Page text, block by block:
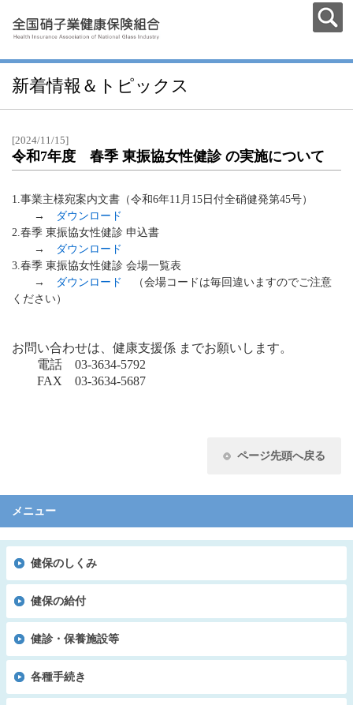
新着情報＆トピックス
[2024/11/15]
令和7年度 春季 東振協女性健診 の実施について
1.事業主様宛案内文書（令和6年11月15日付全硝健発第45号）
→
ダウンロード
2.春季 東振協女性健診 申込書
→
ダウンロード
3.春季 東振協女性健診 会場一覧表
→
ダウンロード
（会場コードは毎回違いますのでご注意
ください）
お問い合わせは、健康支援係 までお願いします。
電話 03-3634-5792
FAX 03-3634-5687
ページ先頭へ戻る
メニュー
健保のしくみ
健保の給付
健診・保養施設等
各種手続き